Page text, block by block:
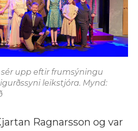
upp eftir frumsýningu
leikstjóra. Mynd:
Ragnarsson og var